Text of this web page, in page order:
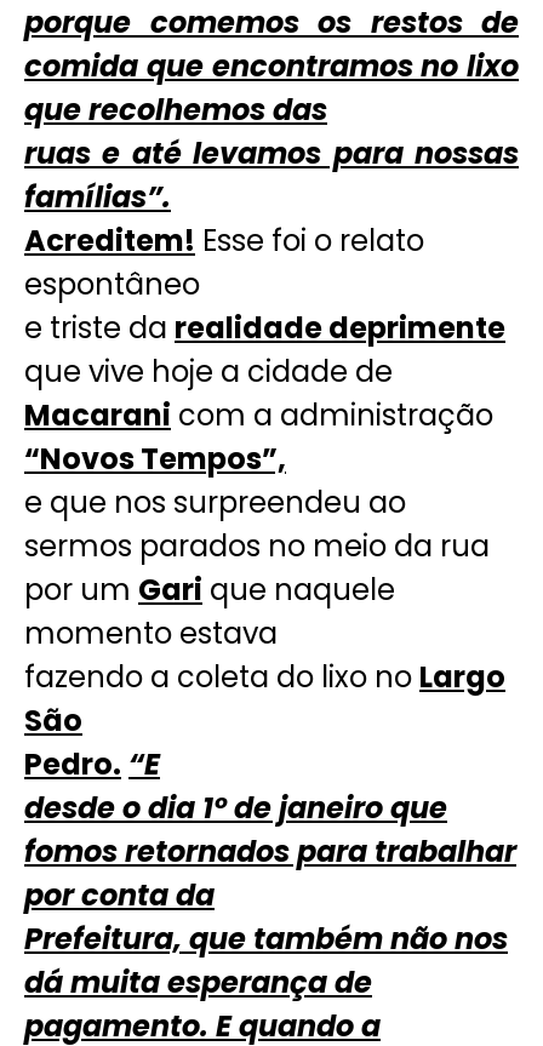
porque comemos os restos de
comida que encontramos no lixo
que recolhemos das
ruas e até levamos para nossas
famílias”.
Acreditem! Esse foi o relato
espontâneo
e triste da realidade deprimente
que vive hoje a cidade de
Macarani com a administração
“Novos Tempos”,
e que nos surpreendeu ao
sermos parados no meio da rua
por um Gari que naquele
momento estava
fazendo a coleta do lixo no Largo
São
Pedro. “E
desde o dia 1º de janeiro que
fomos retornados para trabalhar
por conta da
Prefeitura, que também não nos
dá muita esperança de
pagamento. E quando a